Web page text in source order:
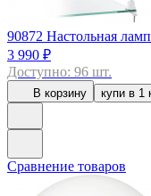
90872 Настольная
3 990 ₽
Доступно: 96 шт.
В корзину купи в 1
Сравнение товаров